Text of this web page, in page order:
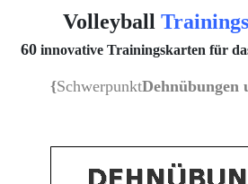
Volleyball
60innovative Trainingskarten für
{SchwerpunktDehnübungen